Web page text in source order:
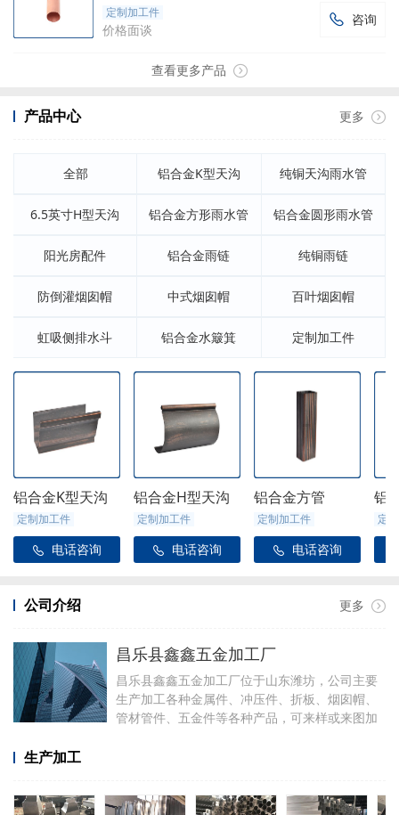
 咨询
定制加工件
价格面谈
查看更多产品
更多
产品中心
全部 铝合金K型天沟 纯铜天沟雨水管
6.5英寸H型天沟 铝合金方形雨水管 铝合金圆形雨水管
阳光房配件 铝合金雨链 纯铜雨链
防倒灌烟囱帽 中式烟囱帽 百叶烟囱帽
虹吸侧排水斗 铝合金水簸箕 定制加工件
铝合金K型天沟
定制加工件
 电话咨询
铝合金H型天沟
定制加工件
 电话咨询
铝合金方管
定制加工件
 电话咨询
铝
定
更多
公司介绍
昌乐县鑫鑫五金加工厂
昌乐县鑫鑫五金加工厂位于山东潍坊，公司主要
生产加工各种金属件、冲压件、折板、烟囱帽、
管材管件、五金件等各种产品，可来样或来图加
件、金属雨链、定制烟囱帽、虹吸雨水斗、侧排
雨水斗、水簸箕、阴脊瓦、不锈钢透气帽等。公
生产加工